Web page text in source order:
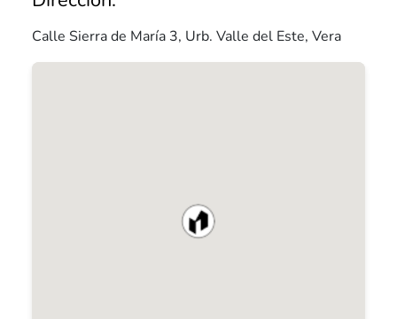
Calle Sierra de María 3, Urb. Valle del Este, Vera